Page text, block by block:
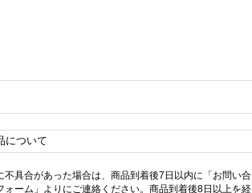
について
不具合があった場合は、商品到着後7日以内に「お問い合
ォーム」よりにご連絡ください。商品到着後8日以上を経